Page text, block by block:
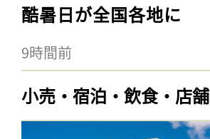
酷暑日が全国各地に
9時間前
小売・宿泊・飲食・店舗